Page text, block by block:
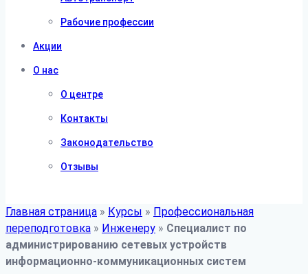
Рабочие профессии
Акции
О нас
О центре
Контакты
Законодательство
Отзывы
Главная страница » Курсы » Профессиональная
переподготовка » Инженеру » Специалист по
администрированию сетевых устройств
информационно-коммуникационных систем